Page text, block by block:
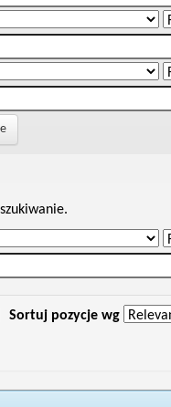
Sortuj pozycje wg